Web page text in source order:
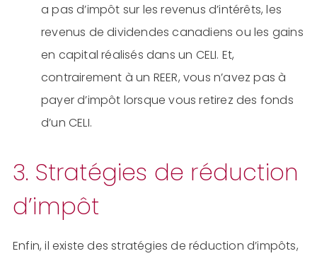
a pas d’impôt sur les revenus d’intérêts, les
revenus de dividendes canadiens ou les gains
en capital réalisés dans un CELI. Et,
contrairement à un REER, vous n’avez pas à
payer d’impôt lorsque vous retirez des fonds
d’un CELI.
3. Stratégies de réduction
d’impôt
Enfin, il existe des stratégies de réduction d’impôts,